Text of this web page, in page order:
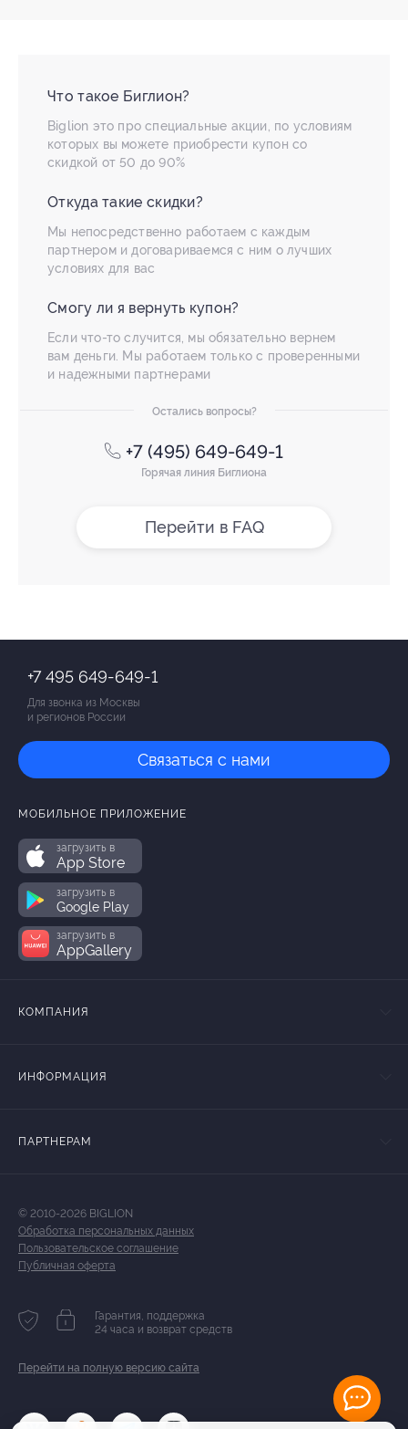
Что такое Биглион?
Biglion это про специальные акции, по условиям
которых вы можете приобрести купон со
скидкой от 50 до 90%
Откуда такие скидки?
Мы непосредственно работаем с каждым
партнером и договариваемся с ним о лучших
условиях для вас
Смогу ли я вернуть купон?
Если что-то случится, мы обязательно вернем
вам деньги. Мы работаем только с проверенными
и надежными партнерами
Остались вопросы?
+7 (495) 649-649-1
Горячая линия Биглиона
Перейти в FAQ
+7 495 649-649-1
Для звонка из Москвы
и регионов России
Связаться с нами
МОБИЛЬНОЕ ПРИЛОЖЕНИЕ
загрузить в
App Store
загрузить в
Google Play
загрузить в
AppGallery
КОМПАНИЯ
ИНФОРМАЦИЯ
ПАРТНЕРАМ
© 2010-2026 BIGLION
Обработка персональных данных
Пользовательское соглашение
Публичная оферта
Гарантия, поддержка
24 часа и возврат средств
Перейти на полную версию сайта